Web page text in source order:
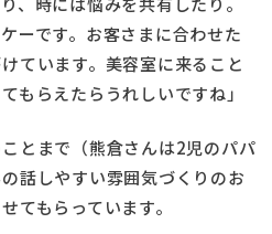
ーです。お客さまに合わせた
ています。美容室に来ること
もらえたらうれしいですね」
とまで（熊倉さんは2児のパパ
話しやすい雰囲気づくりのお
てもらっています。